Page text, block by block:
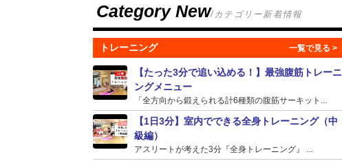
Category New/カテゴリー新着情報
トレーニング
【たった3分で追い込める！】最強腹筋トレーニ
ングメニュー
「全方向から鍛えられる計6種類の腹筋サーキット...
【1日3分】室内でできる全身トレーニング（中
級編）
アスリートが考えた3分『全身トレーニング』 ...